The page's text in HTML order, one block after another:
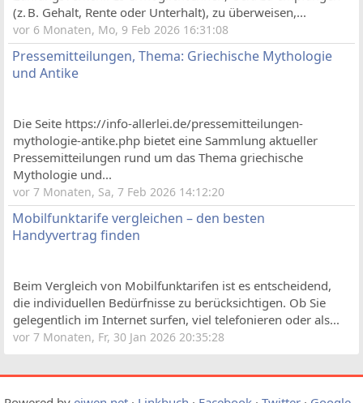
(z. B. Gehalt, Rente oder Unterhalt), zu überweisen,...
vor 6 Monaten, Mo, 9 Feb 2026 16:31:08
Pressemitteilungen, Thema: Griechische Mythologie
und Antike
Die Seite https://info-allerlei.de/pressemitteilungen-
mythologie-antike.php bietet eine Sammlung aktueller
Pressemitteilungen rund um das Thema griechische
Mythologie und...
vor 7 Monaten, Sa, 7 Feb 2026 14:12:20
Mobilfunktarife vergleichen – den besten
Handyvertrag finden
Beim Vergleich von Mobilfunktarifen ist es entscheidend,
die individuellen Bedürfnisse zu berücksichtigen. Ob Sie
gelegentlich im Internet surfen, viel telefonieren oder als...
vor 7 Monaten, Fr, 30 Jan 2026 20:35:28